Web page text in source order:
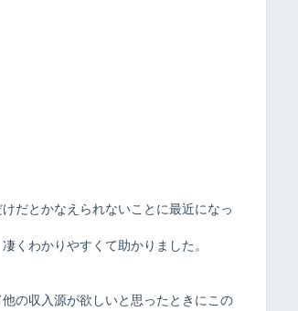
だとかなえられないことに最近になっ
くわかりやすくて助かりました。
の収入源が欲しいと思ったときにこの